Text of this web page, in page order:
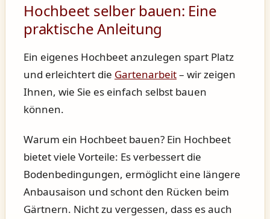
Hochbeet selber bauen: Eine
praktische Anleitung
Ein eigenes Hochbeet anzulegen spart Platz
und erleichtert die Gartenarbeit– wir zeigen
Ihnen, wie Sie es einfach selbst bauen
können.
Warum ein Hochbeet bauen? Ein Hochbeet
bietet viele Vorteile: Es verbessert die
Bodenbedingungen, ermöglicht eine längere
Anbausaison und schont den Rücken beim
Gärtnern. Nicht zu vergessen, dass es auch